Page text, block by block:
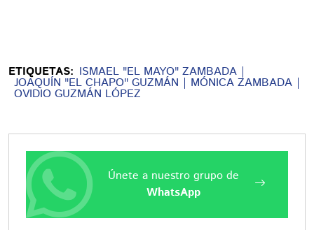
ETIQUETAS: ISMAEL "EL MAYO" ZAMBADA
JOAQUÍN "EL CHAPO" GUZMÁN MÓNICA ZAMBADA
OVIDIO GUZMÁN LÓPEZ
Únete a nuestro grupo de
WhatsApp